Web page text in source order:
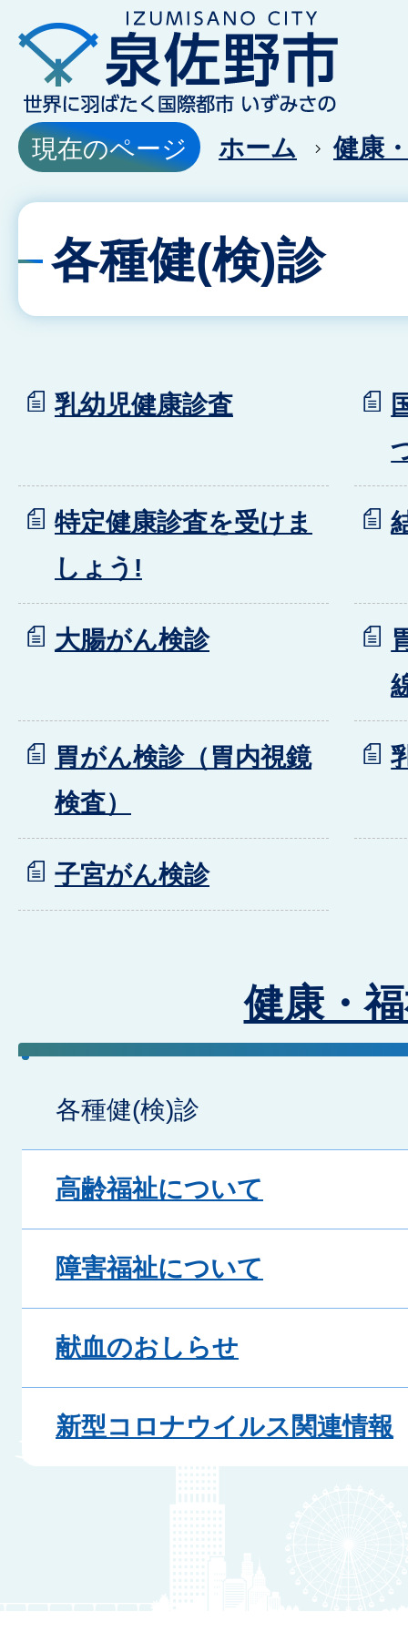
現在のページ ホーム 健康
各種健(検)診
乳幼児健康診査
特定健康診査を受けま
しょう!
大腸がん検診
胃がん検診（胃内視鏡
検査）
子宮がん検診
健康・
各種健(検)診
高齢福祉について
障害福祉について
献血のおしらせ
新型コロナウイルス関連情報